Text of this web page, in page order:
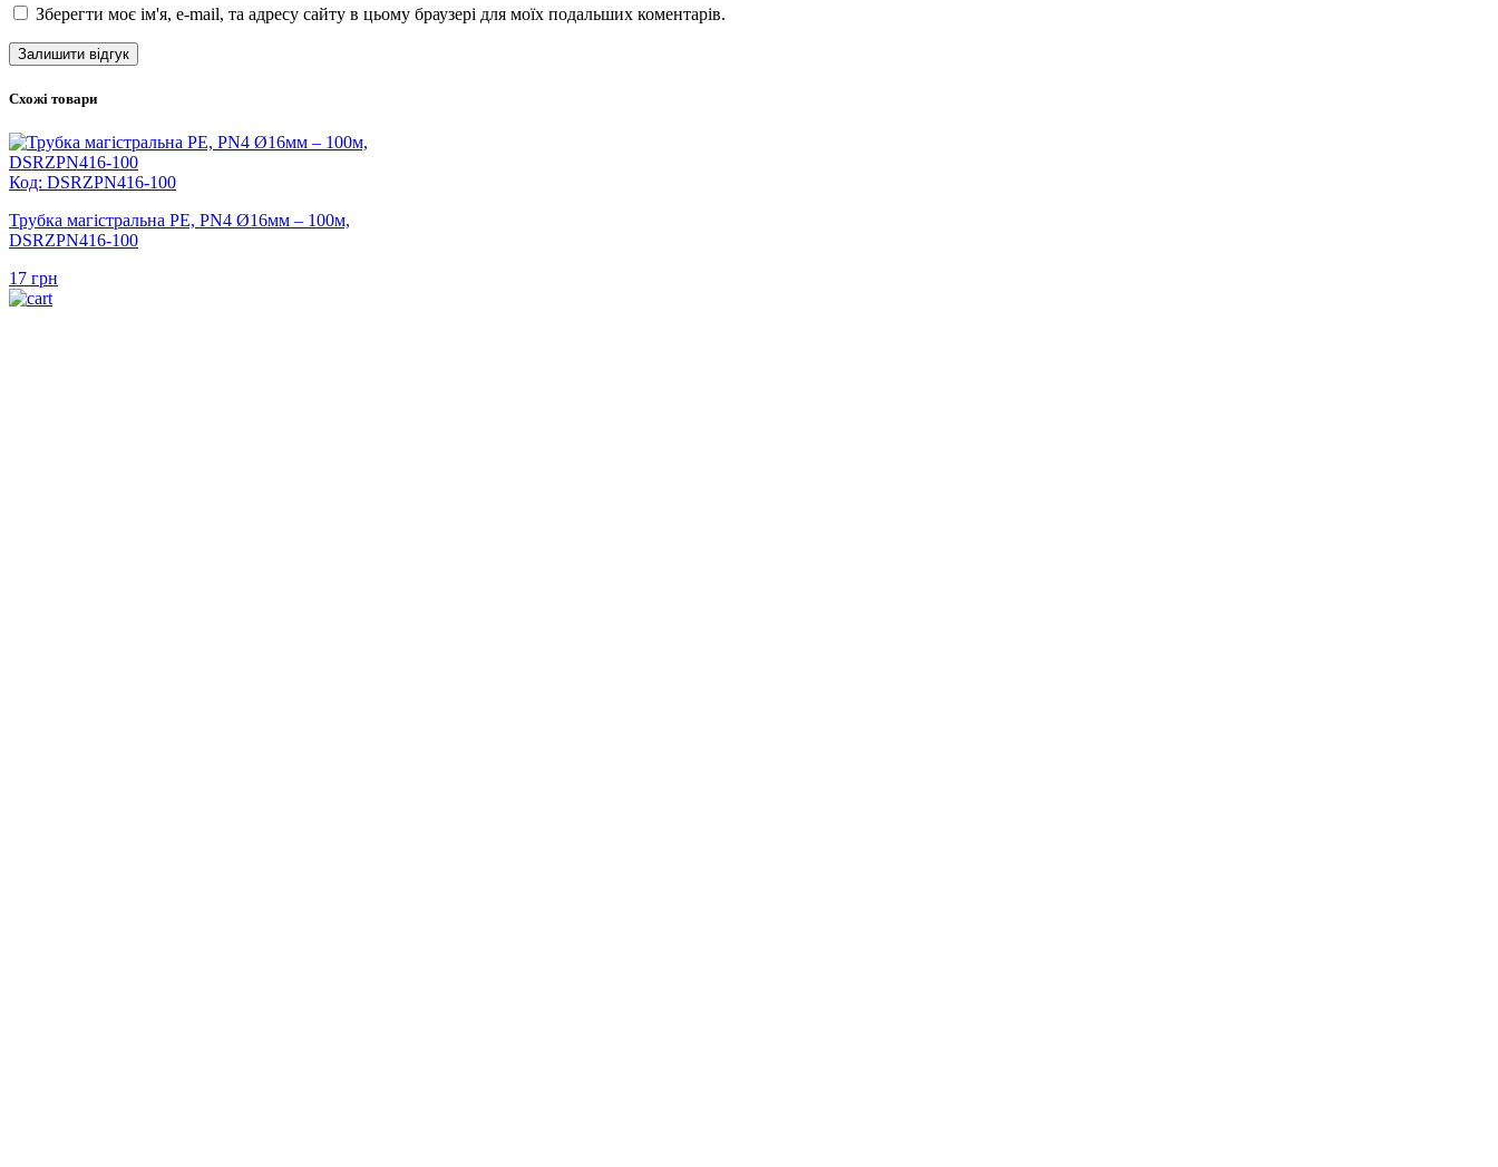
Зберегти моє ім'я, e-mail, та адресу сайту в цьому браузері для моїх подальших коментарів.
Схожі товари
Код: DSRZPN416-100
Трубка магістральна PE, PN4 Ø16мм – 100м,
DSRZPN416-100
17 грн